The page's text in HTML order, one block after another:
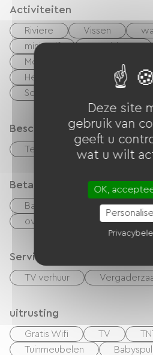
Activiteiten
Riviere Vissen
mini golf
Mountainbike
Heteluchtballon
Schaduwrijke picknickplaats
Beschrijving
Terras Privé, omheind
Betaalmethoden
Bankkaart checks
overdracht
Diners Club
Services
TV verhuur
uitrusting
Gratis Wifi TV
Tuinmeubelen
Deze site
gebruik van
geeft u
wat u wilt
OK,